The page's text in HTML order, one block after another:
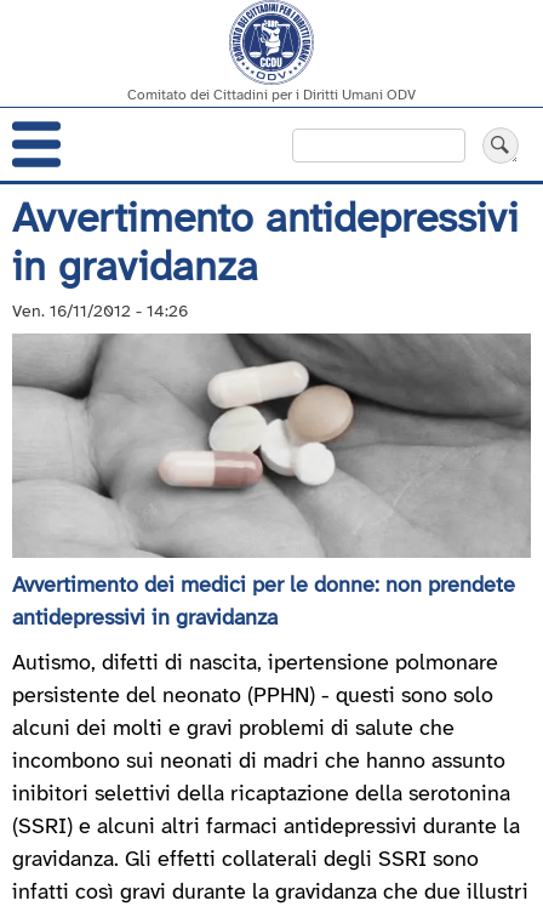
Salta
al
contenuto
principale
Comitato dei Cittadini per i Diritti Umani ODV
Navigazione
principale
Avvertimento antidepressivi
in gravidanza
Ven. 16/11/2012 - 14:26
Avvertimento dei medici per le donne: non prendete
antidepressivi in gravidanza
Autismo, difetti di nascita, ipertensione polmonare
persistente del neonato (PPHN) - questi sono solo
alcuni dei molti e gravi problemi di salute che
incombono sui neonati di madri che hanno assunto
inibitori selettivi della ricaptazione della serotonina
(SSRI) e alcuni altri farmaci antidepressivi durante la
gravidanza. Gli effetti collaterali degli SSRI sono
infatti così gravi durante la gravidanza che due illustri